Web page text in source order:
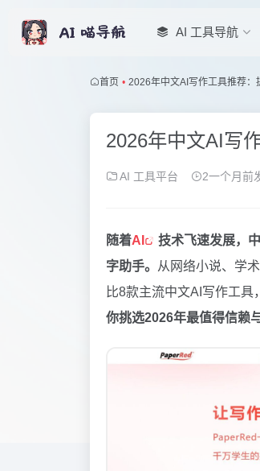
AI 工具导航
首页 • 2026年中文AI写作工具推荐：
2026年中文AI写
AI 工具平台 2一个月前
随着AI 技术飞速发展，
字助手。
从网络小说、学
比8款主流中文AI写作工具，
你挑选2026年最值得信赖